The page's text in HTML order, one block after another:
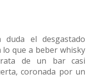
el desgastado
lo que a beber whisky
de un bar casi
coronada por un